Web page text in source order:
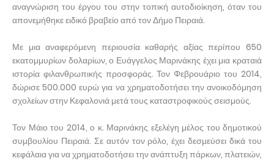
αναγνώριση του έργου του στην τοπική αυτοδιοίκηση, όταν του
απονεμήθηκε ειδικό βραβείο από τον Δήμο Πειραιά.
Με μια αναφερόμενη περιουσία καθαρής αξίας περίπου 650
εκατομμυρίων δολαρίων, ο Ευάγγελος Μαρινάκης έχει μια κραταιά
ιστορία φιλανθρωπικής προσφοράς. Τον Φεβρουάριο του 2014,
δώρισε 500.000 ευρώ για να χρηματοδοτήσει την ανοικοδόμηση
σχολείων στην Κεφαλονιά μετά τους καταστροφικούς σεισμούς.
Τον Μάιο του 2014, ο κ. Μαρινάκης εξελέγη μέλος του δημοτικού
συμβουλίου Πειραιά. Σε αυτόν τον ρόλο, έχει δεσμεύσει δικά του
κεφάλαια για να χρηματοδοτήσει την ανάπτυξη πάρκων, πλατειών,